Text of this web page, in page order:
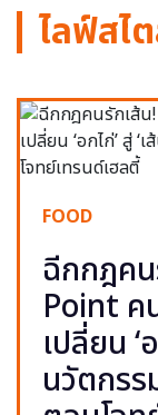
ไลฟ์สไ
FOOD
ฉีกกฎค
Point ค
เปลี่ยน ‘
นวัตกรร